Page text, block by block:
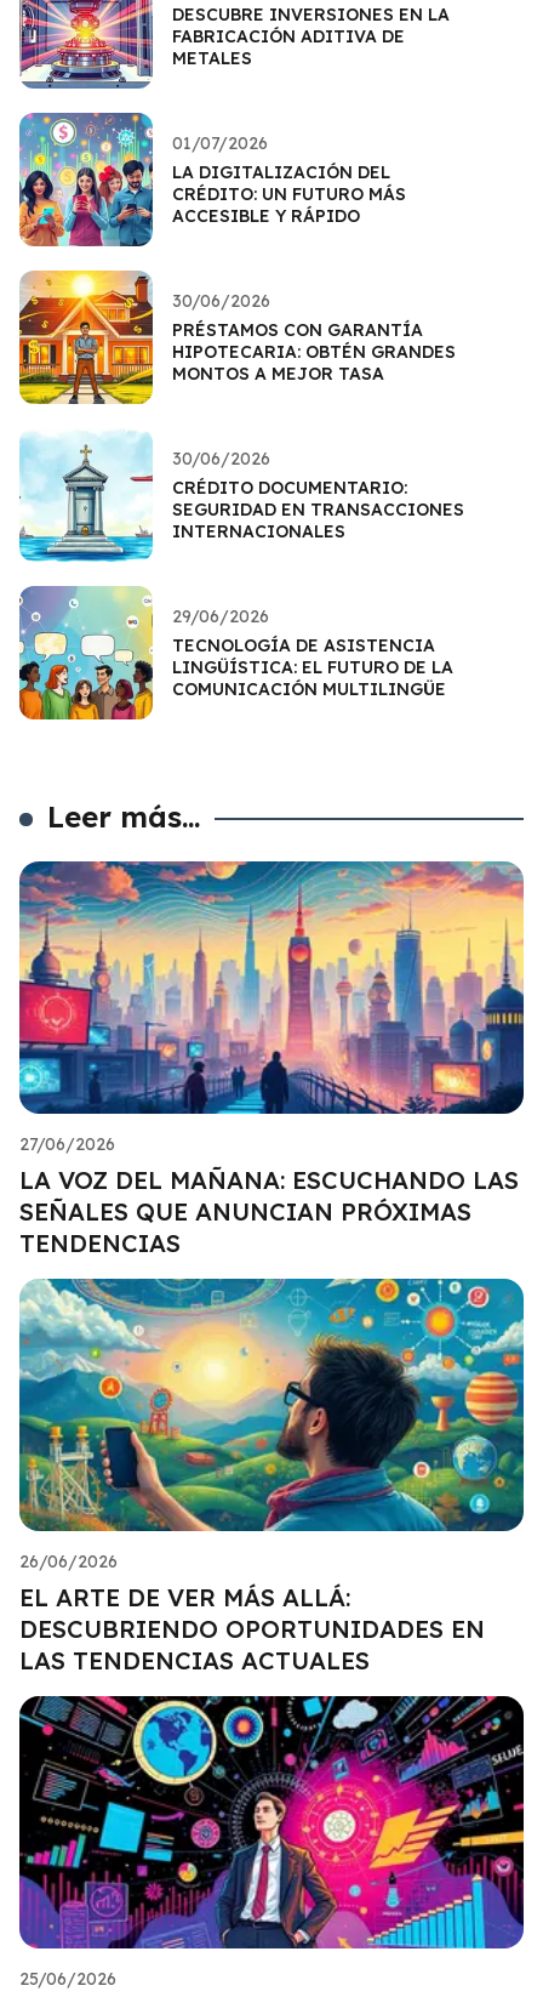
DESCUBRE INVERSIONES EN LA
FABRICACIÓN ADITIVA DE
METALES
01/07/2026
LA DIGITALIZACIÓN DEL
CRÉDITO: UN FUTURO MÁS
ACCESIBLE Y RÁPIDO
30/06/2026
PRÉSTAMOS CON GARANTÍA
HIPOTECARIA: OBTÉN GRANDES
MONTOS A MEJOR TASA
30/06/2026
CRÉDITO DOCUMENTARIO:
SEGURIDAD EN TRANSACCIONES
INTERNACIONALES
29/06/2026
TECNOLOGÍA DE ASISTENCIA
LINGÜÍSTICA: EL FUTURO DE LA
COMUNICACIÓN MULTILINGÜE
Leer más...
27/06/2026
LA VOZ DEL MAÑANA: ESCUCHANDO LAS
SEÑALES QUE ANUNCIAN PRÓXIMAS
TENDENCIAS
26/06/2026
EL ARTE DE VER MÁS ALLÁ:
DESCUBRIENDO OPORTUNIDADES EN
LAS TENDENCIAS ACTUALES
25/06/2026